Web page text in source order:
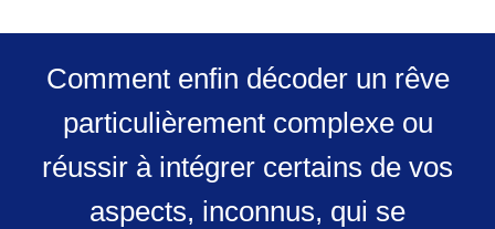
Comment enfin décoder un rêve
particulièrement complexe ou
réussir à intégrer certains de vos
aspects, inconnus, qui se